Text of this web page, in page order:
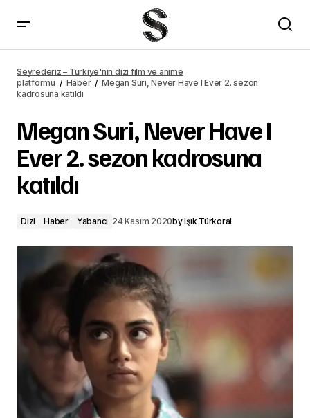
Seyrederiz – Türkiye'nin dizi film ve anime
platformu
Haber
Megan Suri, Never Have I Ever 2. sezon
kadrosuna katıldı
Megan Suri, Never Have I
Ever 2. sezon kadrosuna
katıldı
Dizi Haber Yabancı 24 Kasım 2020byIşık Türkoral